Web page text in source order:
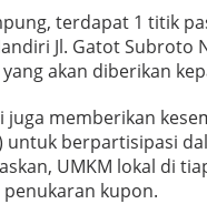
terdapat 1 titik
Jl. Gatot Subroto
akan diberikan
juga memberikan
untuk berpartisipasi
UMKM lokal di
kupon.